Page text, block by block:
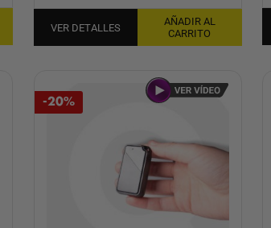
original
era:
249,95€.
actual
VER DETALLES
AÑADIR AL
CARRITO
-20%